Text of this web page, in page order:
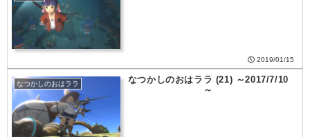
2019/01/15
なつかしのおはララ
なつかしのおはララ (21) ～2017/7/10
～